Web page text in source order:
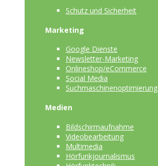
Schutz und Sicherheit
Marketing
Google Dienste
Newsletter-Marketing
Onlineshop/eCommerce
Social Media
Suchmaschinenoptimierung
Medien
Bildschirmaufnahme
Videobearbeitung
Multimedia
Hörfunkjournalismus